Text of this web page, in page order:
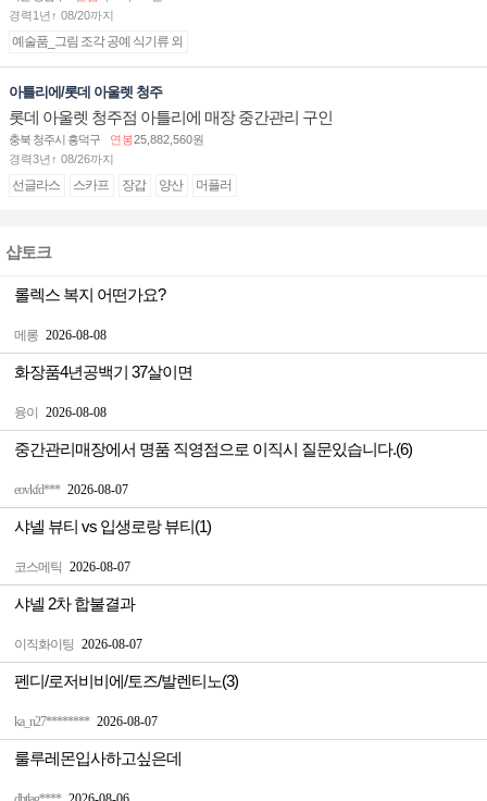
경력1년↑ 08/20까지
예술품_그림 조각 공예 식기류 외
아틀리에/롯데 아울렛 청주
롯데 아울렛 청주점 아틀리에 매장 중간관리 구인
충북 청주시 흥덕구 연봉25,882,560원
경력3년↑ 08/26까지
선글라스 스카프 장갑 양산 머플러
샵토크
메롱 2026-08-08
롤렉스 복지 어떤가요?
융이 2026-08-08
화장품4년공백기 37살이면
eovkfd*** 2026-08-07
중간관리매장에서 명품 직영점으로 이직시 질문있습니다.(6)
코스메틱 2026-08-07
샤넬 뷰티 vs 입생로랑 뷰티(1)
이직화이팅 2026-08-07
샤넬 2차 합불결과
ka_n27******** 2026-08-07
펜디/로저비비에/토즈/발렌티노(3)
룰루레몬입사하고싶은데